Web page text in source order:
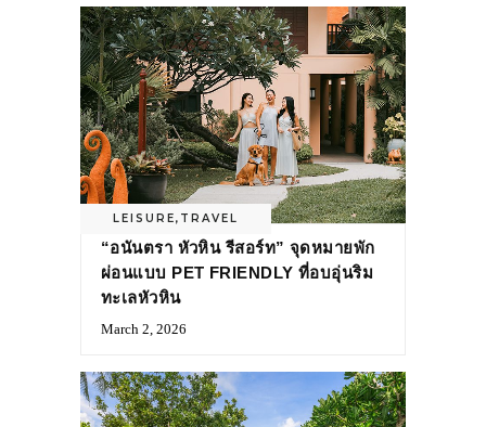
LEISURE, TRAVEL
“อนันตรา หัวหิน รีสอร์ท” จุดหมายพัก
ผ่อนแบบ PET FRIENDLY ที่อบอุ่นริม
ทะเลหัวหิน
March 2, 2026